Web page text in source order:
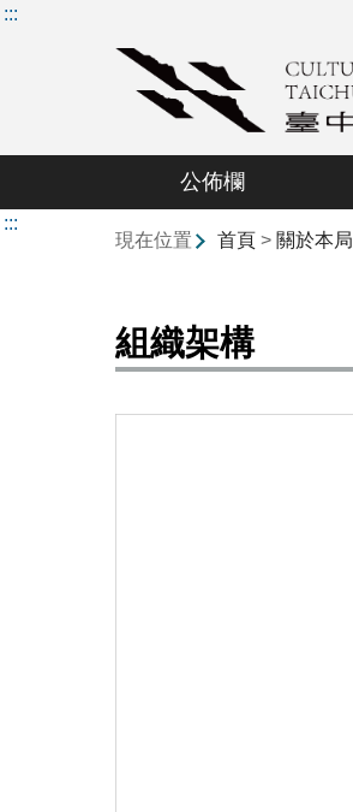
:::
公佈欄
:::
現在位置
首頁> 關於本局
組織架構